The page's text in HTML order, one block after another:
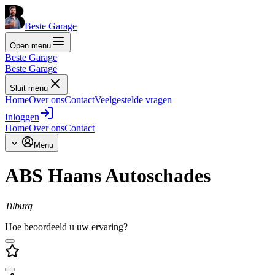
Beste Garage
Open menu
Beste Garage
Beste Garage
Sluit menu
HomeOver onsContactVeelgestelde vragen
Inloggen
HomeOver onsContact
Menu
ABS Haans Autoschades
Tilburg
Hoe beoordeeld u uw ervaring?